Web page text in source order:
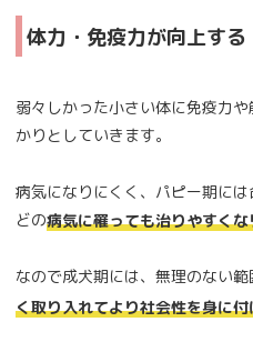
体力・免疫力が向上する
弱々しかった小さい体に免疫力
かりとしていきます。
病気になりにくく、パピー期に
どの病気に罹っても治りやすく
なので成犬期には、無理のない
く取り入れてより社会性を身に